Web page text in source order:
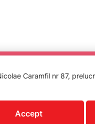
Caramfil nr 87,
Accept